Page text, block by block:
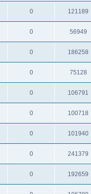
0 121189
0 56949
0 186258
0 75128
0 106791
0 100718
0 101940
0 241379
0 192659